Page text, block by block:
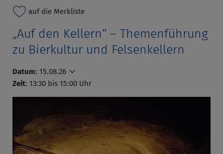
auf die Merkliste
„Auf den Kellern“ – Themenführung
zu Bierkultur und Felsenkellern
Datum: 15.08.26
Zeit: 13:30 bis 15:00 Uhr